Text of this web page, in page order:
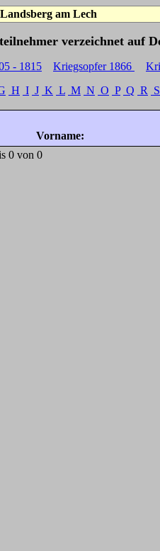
Landsberg am Lech
verzeichnet auf
- 1815 Kriegsopfer 1866
H I J K L M N O P Q R S
Vorname:
0 von 0